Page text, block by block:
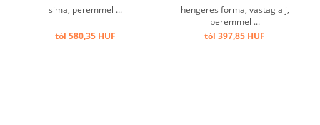
sima, peremmel ...
tól 580,35 HUF
hengeres forma, vastag alj,
peremmel ...
tól 397,85 HUF